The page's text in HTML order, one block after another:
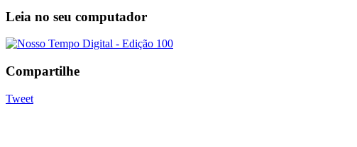
Leia no seu computador
Compartilhe
Tweet